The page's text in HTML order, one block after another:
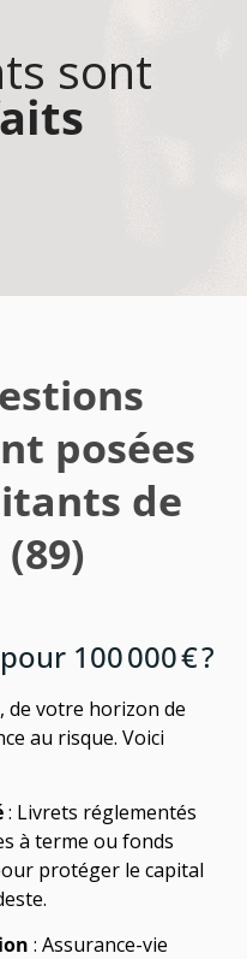
sont
posées
de
100 000 € ?
de votre horizon de
au risque. Voici
: Livrets réglementés
à terme ou fonds
protéger le capital
: Assurance-vie